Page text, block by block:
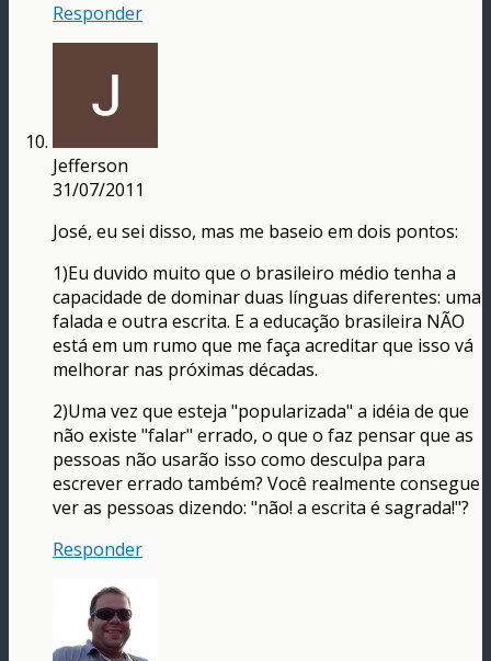
Responder
Jefferson
31/07/2011
José, eu sei disso, mas me baseio em dois pontos:
1)Eu duvido muito que o brasileiro médio tenha a
capacidade de dominar duas línguas diferentes: uma
falada e outra escrita. E a educação brasileira NÃO
está em um rumo que me faça acreditar que isso vá
melhorar nas próximas décadas.
2)Uma vez que esteja "popularizada" a idéia de que
não existe "falar" errado, o que o faz pensar que as
pessoas não usarão isso como desculpa para
escrever errado também? Você realmente consegue
ver as pessoas dizendo: "não! a escrita é sagrada!"?
Responder